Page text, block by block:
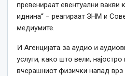
превенираат евентуални вакви
иднина“ – реагираат ЗНМ и
медиумите.
И Агенцијата за аудио и
услуги, како што вели,
вчерашниот физички напад врз